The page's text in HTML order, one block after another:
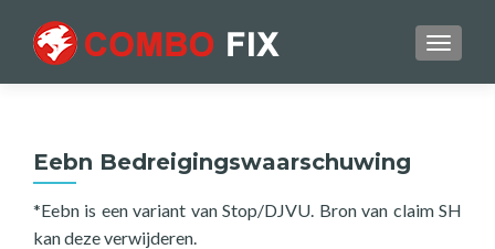
Eebn Bedreigingswaarschuwing
*Eebn is een variant van Stop/DJVU. Bron van claim SH
kan deze verwijderen.